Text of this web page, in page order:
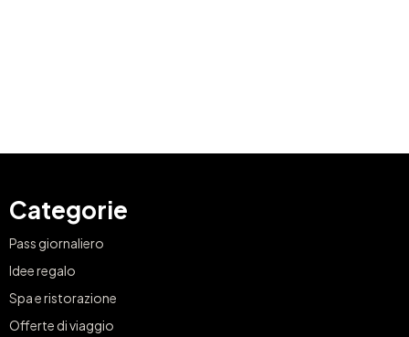
Categorie
Pass giornaliero
Idee regalo
Spa e ristorazione
Offerte di viaggio